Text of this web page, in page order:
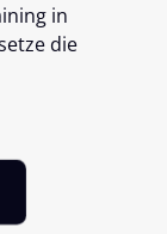
in
die